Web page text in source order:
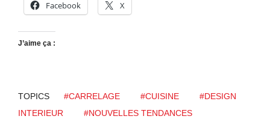
Facebook X
J’aime ça :
TOPICS #CARRELAGE #CUISINE
#DESIGN
INTERIEUR
#NOUVELLES TENDANCES